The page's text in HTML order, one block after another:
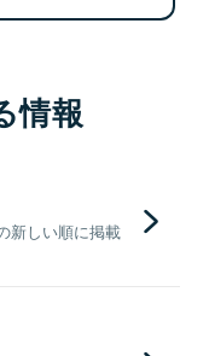
情報
新しい順に掲載